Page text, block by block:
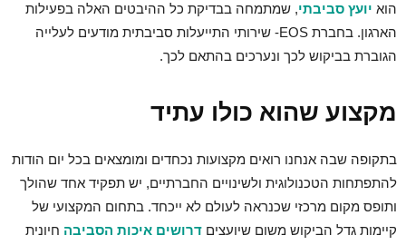
הוא יועץ סביבתי, שמתמחה בבדיקת כל ההיבטים האלה בפעילות
הארגון. בחברת EOS- שירותי התייעלות סביבתית מודעים לעלייה
הגוברת בביקוש לכך ונערכים בהתאם לכך.
מקצוע שהוא כולו עתיד
בתקופה שבה אנחנו רואים מקצועות נכחדים ומומצאים בכל יום הודות
להתפתחות הטכנולוגית ולשינויים החברתיים, יש תפקיד אחד שהולך
ותופס מקום מרכזי שכנראה לעולם לא ייכחד. בתחום המקצועי של
קיימות גדל הביקוש משום שיועצים דרושים איכות הסביבה חיונית